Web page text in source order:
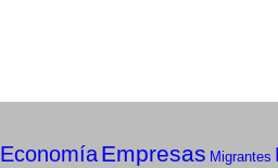
EconomíaEmpresas Migrantes